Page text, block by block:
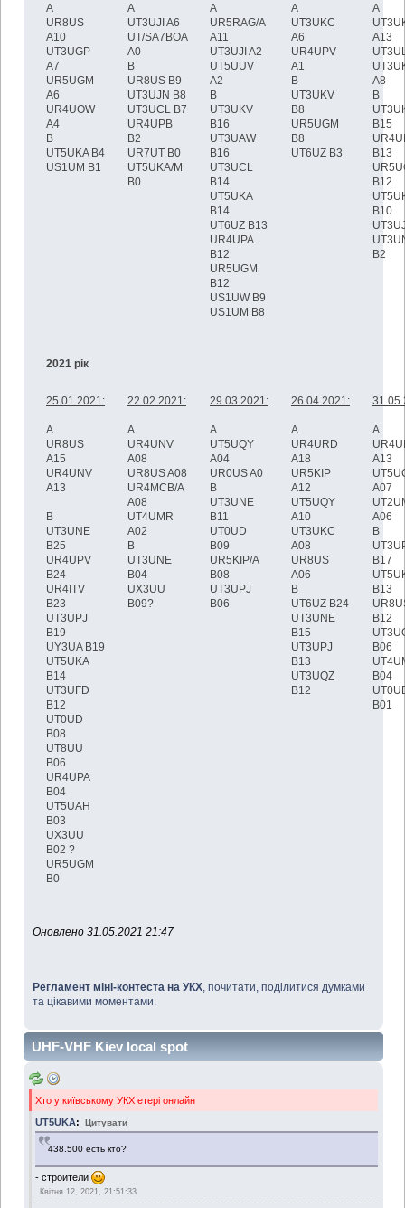
A
UR8US
A10
UT3UGP
A7
UR5UGM
A6
UR4UOW
A4
B
UT5UKA B4
US1UM B1
A
UT3UJI A6
UT/SA7BOA
A0
B
UR8US B9
UT3UJN B8
UT3UCL B7
UR4UPB
B2
UR7UT B0
UT5UKA/M
B0
A
UR5RAG/A
A11
UT3UJI A2
UT5UUV
A2
B
UT3UKV
B16
UT3UAW
B16
UT3UCL
B14
UT5UKA
B14
UT6UZ B13
UR4UPA
B12
UR5UGM
B12
US1UW B9
US1UM B8
A
UT3UKC
A6
UR4UPV
A1
B
UT3UKV
B8
UR5UGM
B8
UT6UZ B3
A
A13
A8
B
B15
B13
B12
B10
B2
2021 рік
25.01.2021:
A
UR8US
A15
UR4UNV
A13
B
UT3UNE
B25
UR4UPV
B24
UR4ITV
B23
UT3UPJ
B19
UY3UA B19
UT5UKA
B14
UT3UFD
B12
UT0UD
B08
UT8UU
B06
UR4UPA
B04
UT5UAH
B03
UX3UU
B02 ?
UR5UGM
B0
22.02.2021:
A
UR4UNV
A08
UR8US A08
UR4MCB/A
A08
UT4UMR
A02
B
UT3UNE
B04
UX3UU
B09?
29.03.2021:
A
UT5UQY
A04
UR0US A0
B
UT3UNE
B11
UT0UD
B09
UR5KIP/A
B08
UT3UPJ
B06
26.04.2021:
A
UR4URD
A18
UR5KIP
A12
UT5UQY
A10
UT3UKC
A08
UR8US
A06
B
UT6UZ B24
UT3UNE
B15
UT3UPJ
B13
UT3UQZ
B12
A
A13
A07
A06
B
B17
B13
B12
B06
B04
B01
Оновлено 31.05.2021 21:47
Регламент міні-контеста на УКХ, почитати, поділитися думками
та цікавими моментами.
UHF-VHF Kiev local spot
Хто у київському УКХ етері онлайн
UT5UKA: Цитувати
438.500 есть кто?
- строители
Квітня 12, 2021, 21:51:33